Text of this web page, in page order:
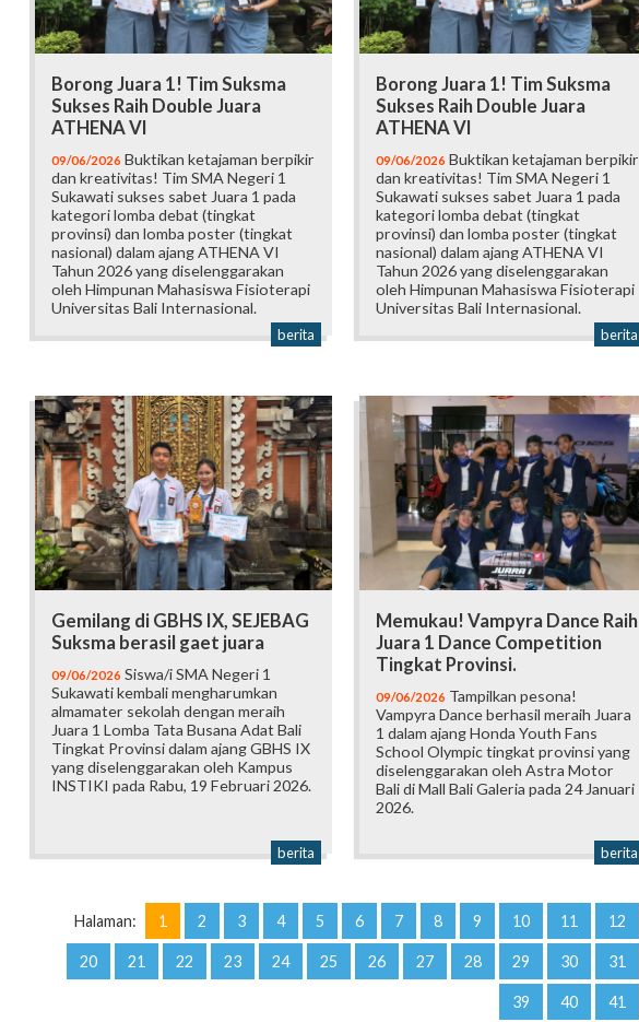
Borong Juara 1! Tim Suksma
Sukses Raih Double Juara
ATHENA VI
09/06/2026 Buktikan ketajaman berpikir
dan kreativitas! Tim SMA Negeri 1
Sukawati sukses sabet Juara 1 pada
kategori lomba debat (tingkat
provinsi) dan lomba poster (tingkat
nasional) dalam ajang ATHENA VI
Tahun 2026 yang diselenggarakan
oleh Himpunan Mahasiswa Fisioterapi
Universitas Bali Internasional.
berita
Borong Juara 1! Tim Suksma
Sukses Raih Double Juara
ATHENA VI
09/06/2026 Buktikan ketajaman berpikir
dan kreativitas! Tim SMA Negeri 1
Sukawati sukses sabet Juara 1 pada
kategori lomba debat (tingkat
provinsi) dan lomba poster (tingkat
nasional) dalam ajang ATHENA VI
Tahun 2026 yang diselenggarakan
oleh Himpunan Mahasiswa Fisioterapi
Universitas Bali Internasional.
berita
Gemilang di GBHS IX, SEJEBAG
Suksma berasil gaet juara
09/06/2026 Siswa/i SMA Negeri 1
Sukawati kembali mengharumkan
almamater sekolah dengan meraih
Juara 1 Lomba Tata Busana Adat Bali
Tingkat Provinsi dalam ajang GBHS IX
yang diselenggarakan oleh Kampus
INSTIKI pada Rabu, 19 Februari 2026.
berita
Memukau! Vampyra Dance Raih
Juara 1 Dance Competition
Tingkat Provinsi.
09/06/2026 Tampilkan pesona!
Vampyra Dance berhasil meraih Juara
1 dalam ajang Honda Youth Fans
School Olympic tingkat provinsi yang
diselenggarakan oleh Astra Motor
Bali di Mall Bali Galeria pada 24 Januari
2026.
berita
Halaman: 1 2 3 4 5 6 7 8 9 10 11 12
20 21 22 23 24 25 26 27 28 29 30 31
39 40 41